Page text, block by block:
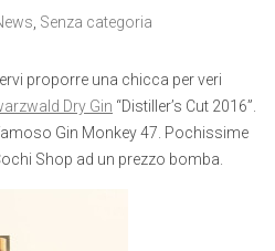
Senza categoria
proporre una chicca per veri
Dry Gin “Distiller’s Cut 2016”.
Gin Monkey 47. Pochissime
Shop ad un prezzo bomba.